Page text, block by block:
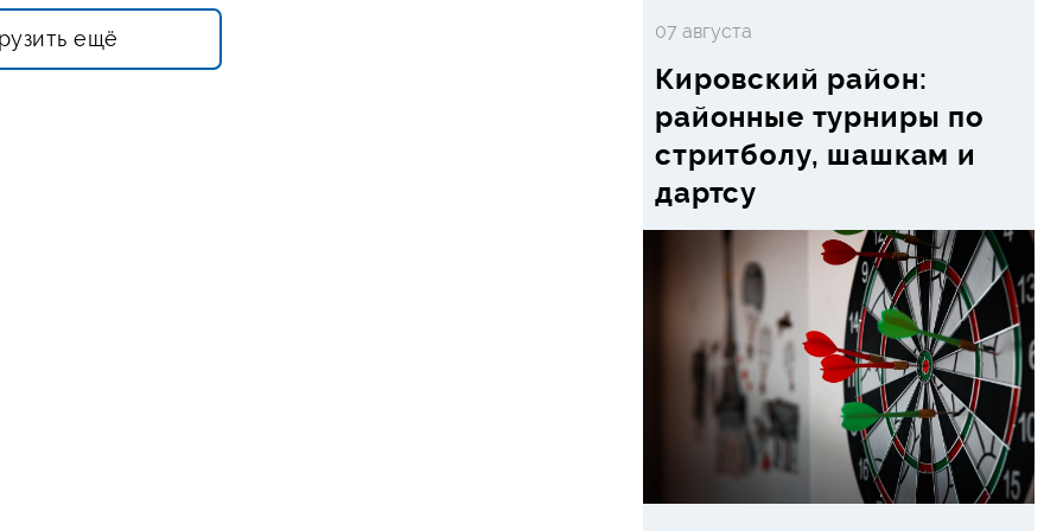
ещё 07 августа
Кировский район:
районные турниры по
стритболу, шашкам и
дартсу